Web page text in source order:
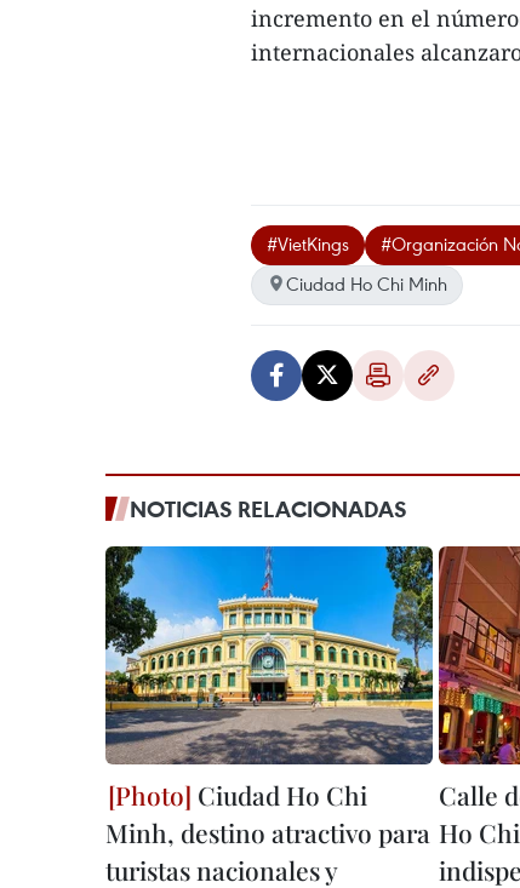
incremento en el
internacionales
#VietKings #Organización
Ciudad Ho Chi Minh
NOTICIAS RELACIONADAS
Ciudad Ho Chi
Minh, destino atractivo para
turistas nacionales y
Calle
Ho